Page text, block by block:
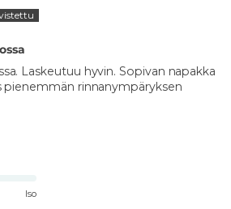
Laskeutuu hyvin. Sopivan napakka
pienemmän rinnanympäryksen
Iso